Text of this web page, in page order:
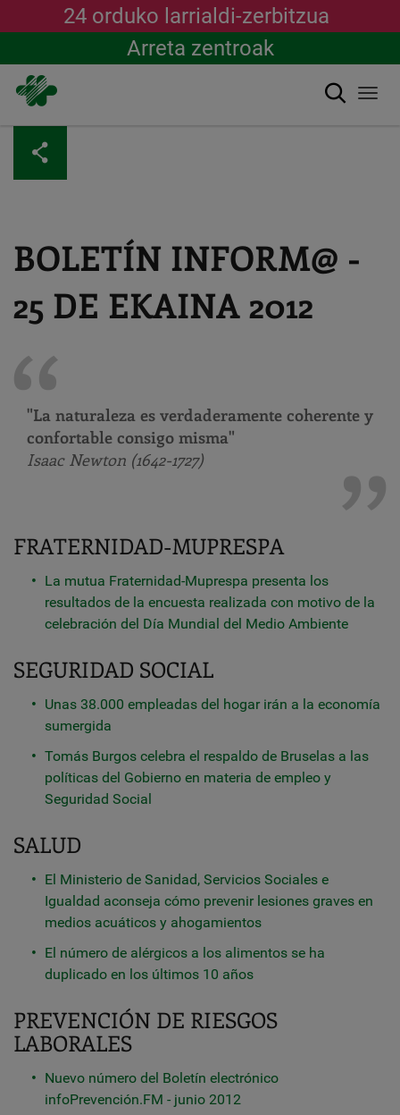
content
24 orduko larrialdi-zerbitzua
Arreta zentroak
Bilatu
BOLETÍN INFORM@ -
25 DE EKAINA 2012
"La naturaleza es verdaderamente coherente y
confortable consigo misma"
Isaac Newton (1642-1727)
FRATERNIDAD-MUPRESPA
La mutua Fraternidad-Muprespa presenta los
resultados de la encuesta realizada con motivo de la
celebración del Día Mundial del Medio Ambiente
SEGURIDAD SOCIAL
Unas 38.000 empleadas del hogar irán a la economía
sumergida
Tomás Burgos celebra el respaldo de Bruselas a las
políticas del Gobierno en materia de empleo y
Seguridad Social
SALUD
El Ministerio de Sanidad, Servicios Sociales e
Igualdad aconseja cómo prevenir lesiones graves en
medios acuáticos y ahogamientos
El número de alérgicos a los alimentos se ha
duplicado en los últimos 10 años
PREVENCIÓN DE RIESGOS
LABORALES
Nuevo número del Boletín electrónico
infoPrevención.FM - junio 2012